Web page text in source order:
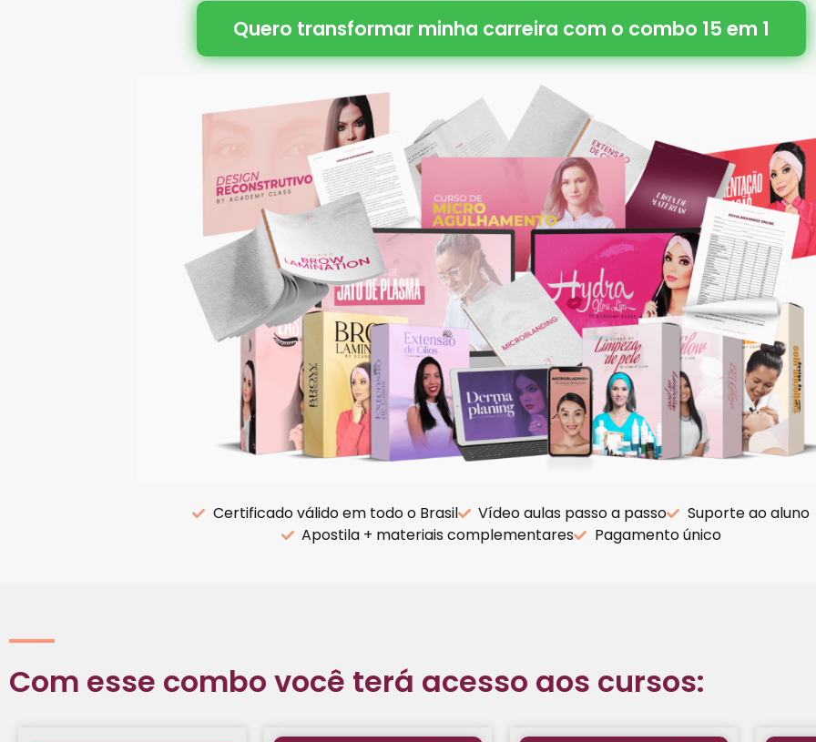
Quero transformar minha carreira com o combo 15 em 1
Certificado válido em todo o Brasil Vídeo aulas passo a passo
Suporte ao aluno
Apostila + materiais complementares
Pagamento único
Com esse combo você terá acesso aos cursos: